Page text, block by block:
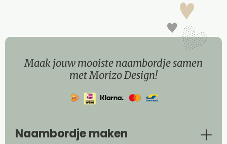
Maak jouw mooiste naambordje samen
met Morizo Design!
Naambordje maken